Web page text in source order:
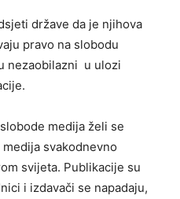
države da je njihova
pravo na slobodu
nezaobilazni u ulozi
medija želi se
svakodnevno
svijeta. Publikacije su
i izdavači se napadaju,